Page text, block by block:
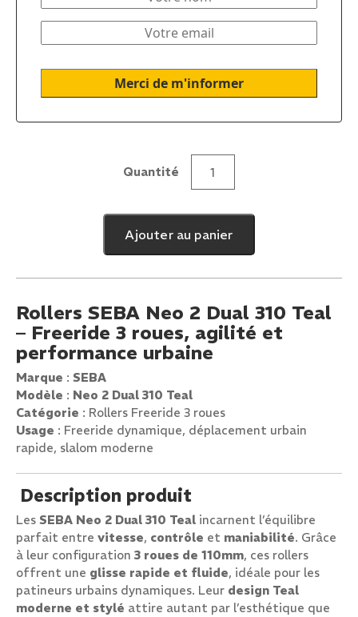
Quantitéquantité
Neo
2
Dual
310
Ajouter au panier
Rollers SEBA Neo 2 Dual 310 Teal
– Freeride 3 roues, agilité et
performance urbaine
Marque : SEBA
Modèle : Neo 2 Dual 310 Teal
Catégorie : Rollers Freeride 3 roues
Usage : Freeride dynamique, déplacement urbain
rapide, slalom moderne
Description produit
Les SEBA Neo 2 Dual 310 Teal incarnent l’équilibre
parfait entre vitesse, contrôle et maniabilité. Grâce
à leur configuration 3 roues de 110mm, ces rollers
offrent une glisse rapide et fluide, idéale pour les
patineurs urbains dynamiques. Leur design Teal
moderne et stylé attire autant par l’esthétique que